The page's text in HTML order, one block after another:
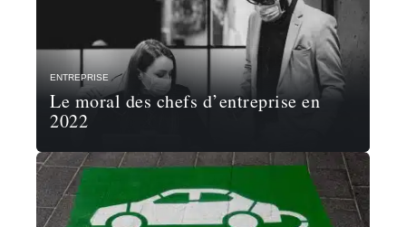
ENTREPRISE
Le moral des chefs d’entreprise en
2022